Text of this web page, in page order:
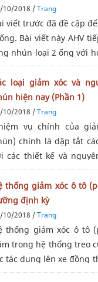
10/2018 /Trang
viết trước đã đề cập
Bài viết này AHV
nhún loại 2 ống với
hai ống kết hợp khí
trên,
loại giảm xóc và
hiện nay (Phần 1)
10/2018 /Trang
vụ chính của
chính là dập tắt
các thiết kế và
ta có thể chia
Loại Giảm xóc 1 ống-
thống giảm xóc ô tô
định kỳ
10/2018 /Trang
thống giảm xóc ô tô
trong hệ thống treo
tác dụng lên xe đồng
của lực đàn hồi.